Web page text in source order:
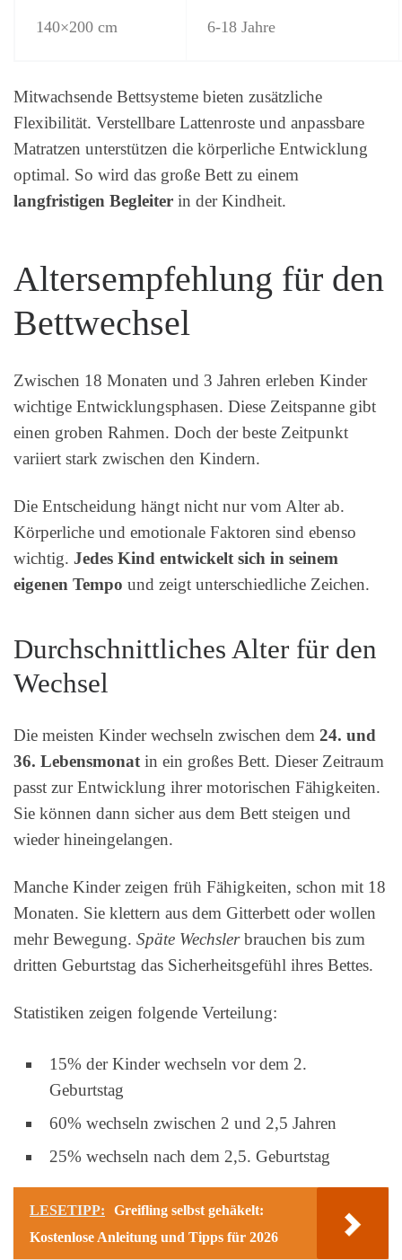
140×200 cm 6-18 Jahre
Mitwachsende Bettsysteme bieten zusätzliche
Flexibilität. Verstellbare Lattenroste und anpassbare
Matratzen unterstützen die körperliche Entwicklung
optimal. So wird das große Bett zu einem
langfristigen Begleiter in der Kindheit.
Altersempfehlung für den
Bettwechsel
Zwischen 18 Monaten und 3 Jahren erleben Kinder
wichtige Entwicklungsphasen. Diese Zeitspanne gibt
einen groben Rahmen. Doch der beste Zeitpunkt
variiert stark zwischen den Kindern.
Die Entscheidung hängt nicht nur vom Alter ab.
Körperliche und emotionale Faktoren sind ebenso
wichtig. Jedes Kind entwickelt sich in seinem
eigenen Tempo und zeigt unterschiedliche Zeichen.
Durchschnittliches Alter für den
Wechsel
Die meisten Kinder wechseln zwischen dem 24. und
36. Lebensmonat in ein großes Bett. Dieser Zeitraum
passt zur Entwicklung ihrer motorischen Fähigkeiten.
Sie können dann sicher aus dem Bett steigen und
wieder hineingelangen.
Manche Kinder zeigen früh Fähigkeiten, schon mit 18
Monaten. Sie klettern aus dem Gitterbett oder wollen
mehr Bewegung. Späte Wechslerbrauchen bis zum
dritten Geburtstag das Sicherheitsgefühl ihres Bettes.
Statistiken zeigen folgende Verteilung:
15% der Kinder wechseln vor dem 2.
Geburtstag
60% wechseln zwischen 2 und 2,5 Jahren
25% wechseln nach dem 2,5. Geburtstag
LESETIPP:
Greifling selbst gehäkelt:
Kostenlose Anleitung und Tipps für 2026